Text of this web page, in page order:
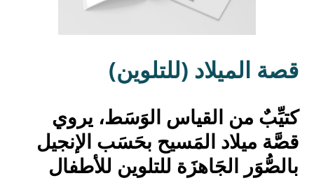
قصة الميلاد (للتلوين)
كتيِّبٌ من القياس الوَسَط، يروي
قصَّة ميلاد المَسيح بحَسَب الإنجيل
بالصُّوَر الجَاهزَة للتلوين للأطفال